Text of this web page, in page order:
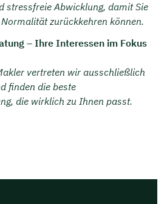
stressfreie Abwicklung, damit Sie
zurückkehren können.
– Ihre Interessen im Fokus
vertreten wir ausschließlich
finden die beste
die wirklich zu Ihnen passt.